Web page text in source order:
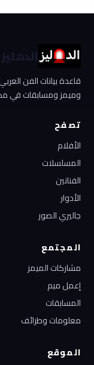
الدهليز
قاعدة بيانات الفن
وميمز ومسابقات في
تصفح
الأفلام
المسلسلات
الفنانين
الأدوار
جاليري الصور
المجتمع
مشاركات الميمز
إعمل ميم
المسابقات
معلومات وطرائف
الموقع